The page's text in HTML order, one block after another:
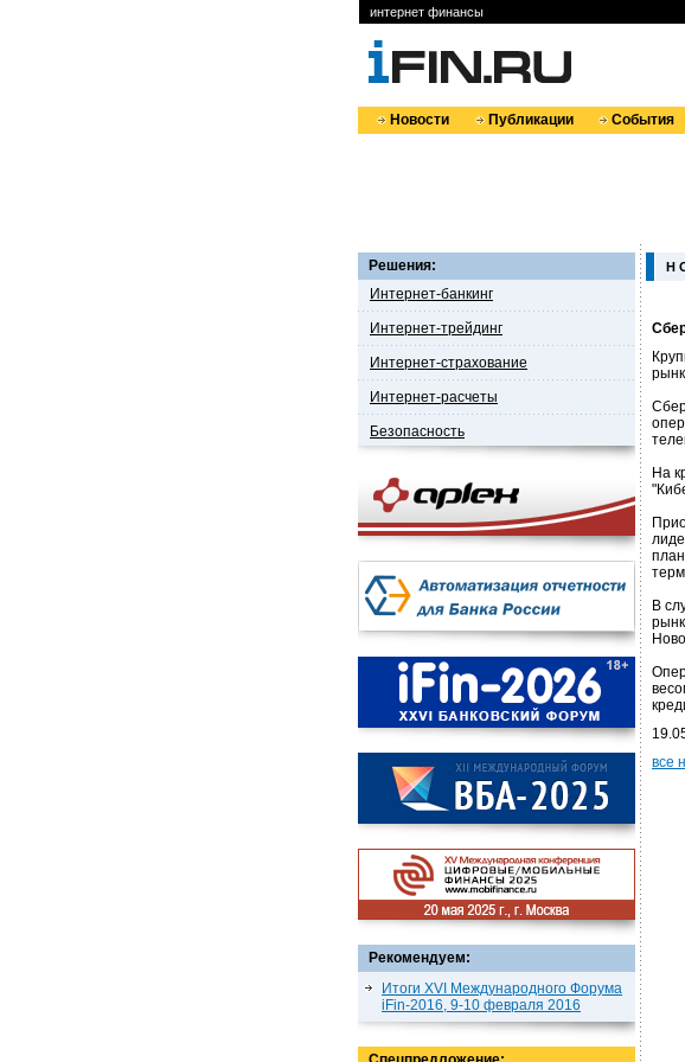
интернет финансы
Новости Публикации События
Решения:
Интернет-банкинг
Интернет-трейдинг
Интернет-страхование
Интернет-расчеты
Безопасность
Рекомендуем:
Итоги XVI Международного Форума
iFin-2016, 9-10 февраля 2016
Н
На
В
все